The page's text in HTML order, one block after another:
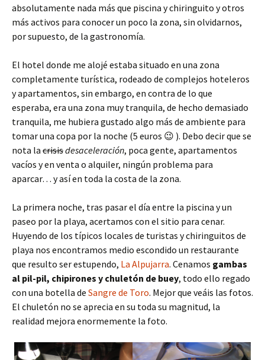
absolutamente nada más que piscina y chiringuito y otros
más activos para conocer un poco la zona, sin olvidarnos,
por supuesto, de la gastronomía.
El hotel donde me alojé estaba situado en una zona
completamente turística, rodeado de complejos hoteleros
y apartamentos, sin embargo, en contra de lo que
esperaba, era una zona muy tranquila, de hecho demasiado
tranquila, me hubiera gustado algo más de ambiente para
tomar una copa por la noche (5 euros 😉 ). Debo decir que se
nota la crisisdesaceleración, poca gente, apartamentos
vacíos y en venta o alquiler, ningún problema para
aparcar… y así en toda la costa de la zona.
La primera noche, tras pasar el día entre la piscina y un
paseo por la playa, acertamos con el sitio para cenar.
Huyendo de los típicos locales de turistas y chiringuitos de
playa nos encontramos medio escondido un restaurante
que resulto ser estupendo, La Alpujarra. Cenamos gambas
al pil-pil, chipirones y chuletón de buey, todo ello regado
con una botella de Sangre de Toro. Mejor que veáis las fotos.
El chuletón no se aprecia en su toda su magnitud, la
realidad mejora enormemente la foto.